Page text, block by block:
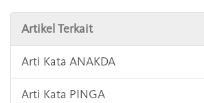
Artikel Terkait
Arti Kata ANAKDA
Arti Kata PINGA